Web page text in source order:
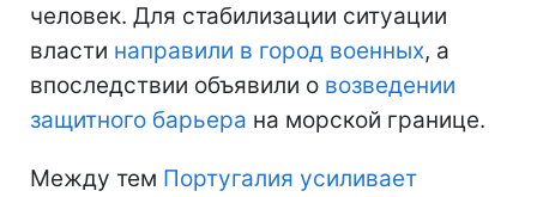
человек. Для стабилизации ситуации
власти направили в город военных, а
впоследствии объявили о возведении
защитного барьера на морской границе.
Между тем Португалия усиливает